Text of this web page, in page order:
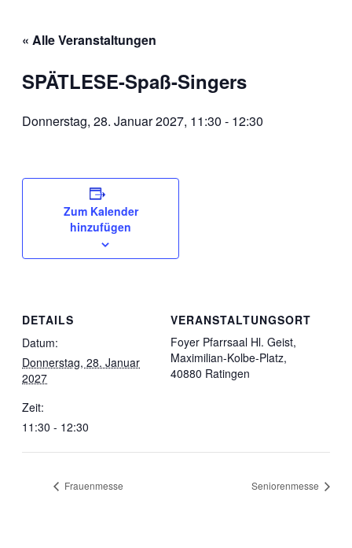
« Alle Veranstaltungen
SPÄTLESE-Spaß-Singers
Donnerstag, 28. Januar 2027, 11:30 - 12:30
Zum Kalender
hinzufügen
DETAILS
Datum:
Donnerstag, 28. Januar
2027
Zeit:
11:30 - 12:30
VERANSTALTUNGSORT
Foyer Pfarrsaal Hl. Geist,
Maximilian-Kolbe-Platz,
40880 Ratingen
Frauenmesse Seniorenmesse